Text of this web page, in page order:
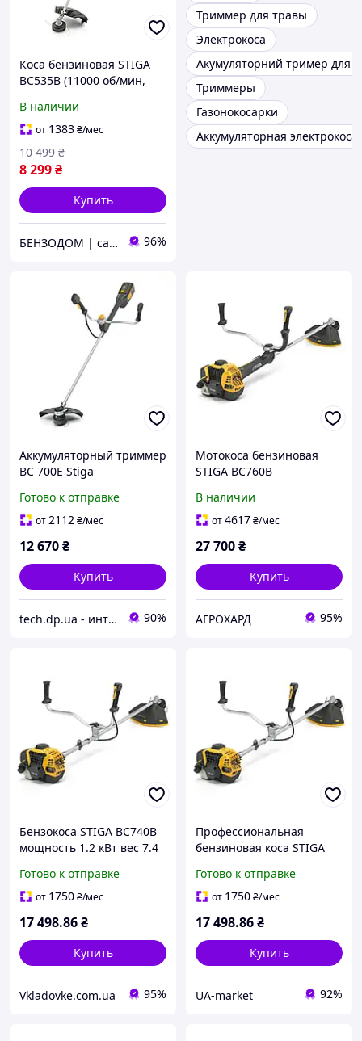
Коса бензиновая STIGA
BC535B (11000 об/мин,
В наличии
от 1383₴/мес
8 299₴
10 499 ₴
Купить
БЕНЗОДОМ | садовая техника и электроинструмент 96%
Триммер для травы
Электрокоса
Акумуляторний тример для
Триммеры
Газонокосарки
Аккумуляторная электрокоса
Аккумуляторный триммер
BC 700E Stiga
Готово к отправке
от2112₴/мес
12 670₴
Купить
tech.dp.ua - интернет магазин 90%
Мотокоса бензиновая
STIGA BC760B
В наличии
от4617₴/мес
27 700₴
Купить
АГРОХАРД 95%
Бензокоса STIGA BC740B
мощность 1.2 кВт вес 7.4
ширина кошения 43 см
Готово к отправке
от 1750₴/мес
17 498.86₴
Купить
Vkladovke.com.ua 95%
Профессиональная
бензиновая коса STIGA
двигателем и шириной
скашивания 43 см для
Готово к отправке
от 1750₴/мес
17 498.86₴
Купить
UA-market 92%